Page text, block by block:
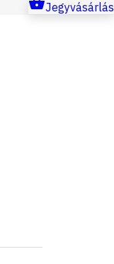
Jegyvásárlás